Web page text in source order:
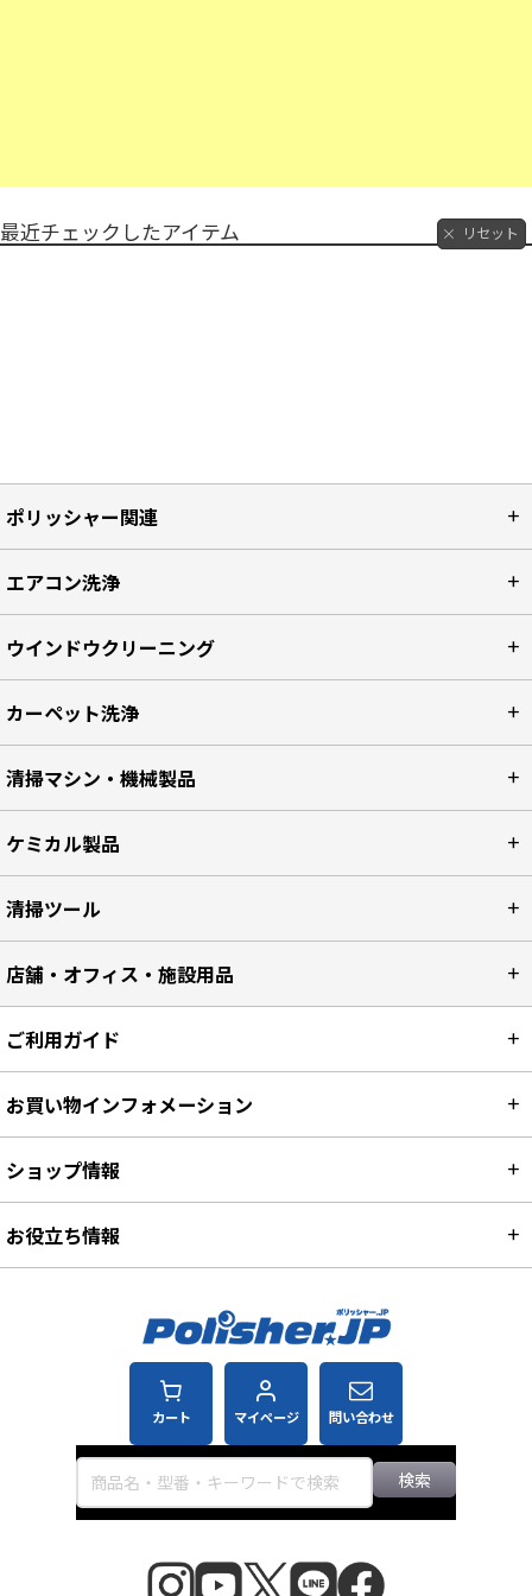
最近チェックしたアイテム リセット
ポリッシャー関連
エアコン洗浄
ウインドウクリーニング
カーペット洗浄
清掃マシン・機械製品
ケミカル製品
清掃ツール
店舗・オフィス・施設用品
カート マイページ 問い合わせ
検索
ご利用ガイド
お買い物インフォメーション
ショップ情報
お役立ち情報